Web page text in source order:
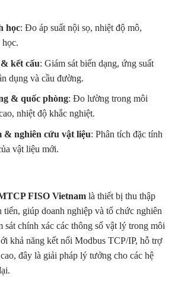
học: Đo áp suất nội sọ, nhiệt độ mô,
kết cấu: Giám sát biến dạng, ứng suất
dụng và cầu đường.
& quốc phòng: Đo lường trong môi
nhiệt độ khắc nghiệt.
& nghiên cứu vật liệu: Phân tích đặc tính
vật liệu mới.
FISO Vietnam là thiết bị thu thập
tiến, giúp doanh nghiệp và tổ chức nghiên
sát chính xác các thông số vật lý trong môi
khả năng kết nối Modbus TCP/IP, hỗ trợ
đây là giải pháp lý tưởng cho các hệ